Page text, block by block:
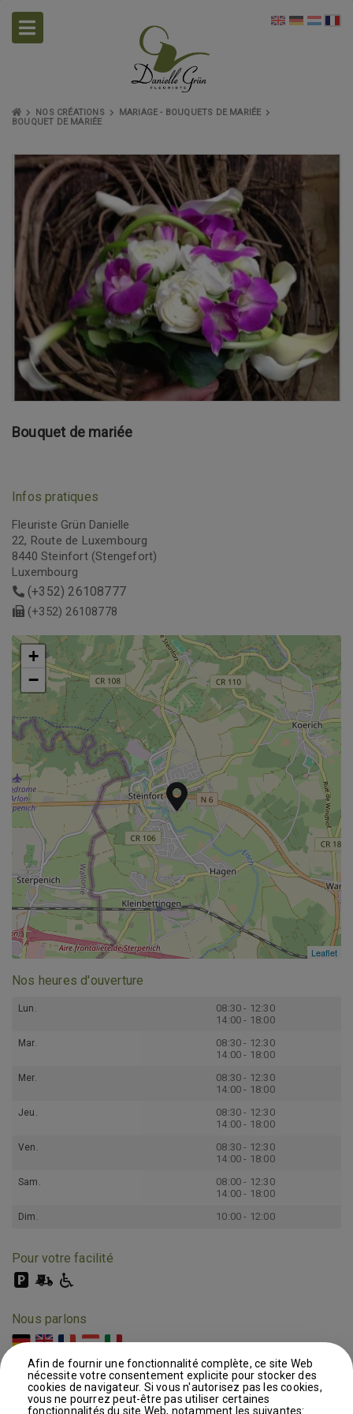
Afin de fournir une fonctionnalité complète, ce site Web
nécessite votre consentement explicite pour stocker des
cookies de navigateur. Si vous n'autorisez pas les cookies,
vous ne pourrez peut-être pas utiliser certaines
fonctionnalités du site Web, notamment les suivantes:
NOS CRÉATIONS
MARIAGE - BOUQUETS DE MARIÉE
BOUQUET DE MARIÉE
Bouquet de mariée
Infos pratiques
Fleuriste Grün Danielle
22, Route de Luxembourg
8440 Steinfort (Stengefort)
Luxembourg
(+352) 26108777
(+352) 26108778
+
−
Leaflet
+
−
Leaflet
Nos heures d'ouverture
Lun.
08:30 - 12:30
14:00 - 18:00
Mar.
08:30 - 12:30
14:00 - 18:00
Mer.
08:30 - 12:30
14:00 - 18:00
Jeu.
08:30 - 12:30
14:00 - 18:00
Ven.
08:30 - 12:30
14:00 - 18:00
Sam.
08:00 - 12:30
14:00 - 18:00
Dim. 10:00 - 12:00
Pour votre facilité
Nous parlons